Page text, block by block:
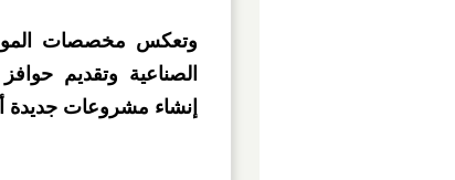
وتعكس مخصصات
الصناعية وتقديم
إنشاء مشروعات جديدة